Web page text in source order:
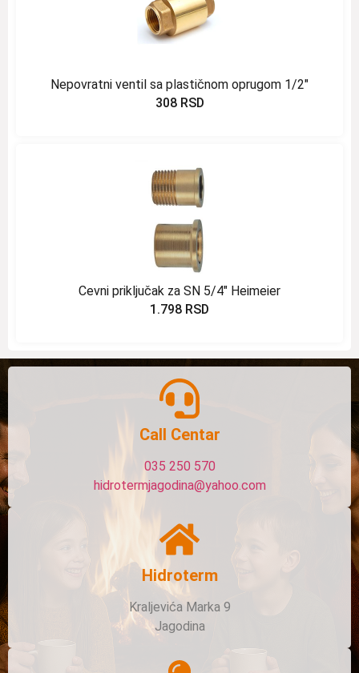
Nepovratni ventil sa plastičnom oprugom 1/2″
308 RSD
Cevni priključak za SN 5/4″ Heimeier
1.798 RSD
Call Centar
035 250 570
hidrotermjagodina@yahoo.com
Hidroterm
Kraljevića Marka 9
Jagodina